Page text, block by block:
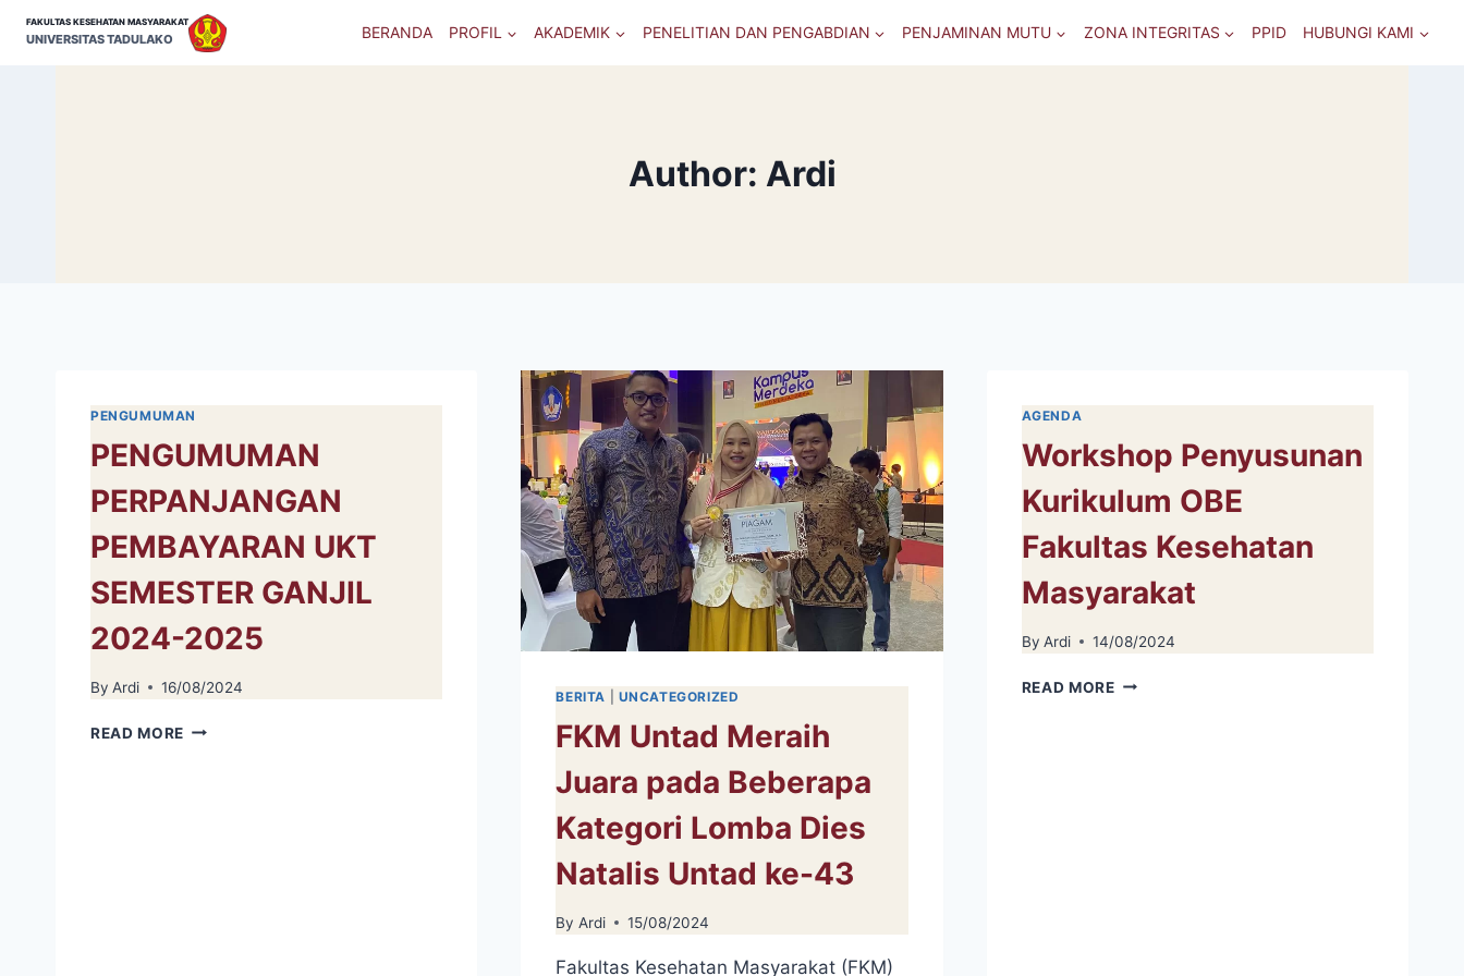
SkipFAKULTAS KESEHATAN MASYARAKAT
UNIVERSITAS TADULAKO BERANDA PROFIL AKADEMIK PENELITIAN DAN PENGABDIAN PENJAMINAN MUTU ZONA INTEGRITAS PPID HUBUNGI KAMI
Author: Ardi
PENGUMUMAN
PENGUMUMAN
PERPANJANGAN
PEMBAYARAN UKT
SEMESTER GANJIL
2024-2025
By Ardi 16/08/2024
READ MORE PENGUMUMAN
BERITA UNCATEGORIZED
FKM Untad Meraih
Juara pada Beberapa
Kategori Lomba Dies
Natalis Untad ke-43
By Ardi 15/08/2024
Fakultas Kesehatan Masyarakat (FKM)
AGENDA
Workshop Penyusunan
Kurikulum OBE
Fakultas Kesehatan
Masyarakat
By Ardi 14/08/2024
READ MOREWORKSHOP